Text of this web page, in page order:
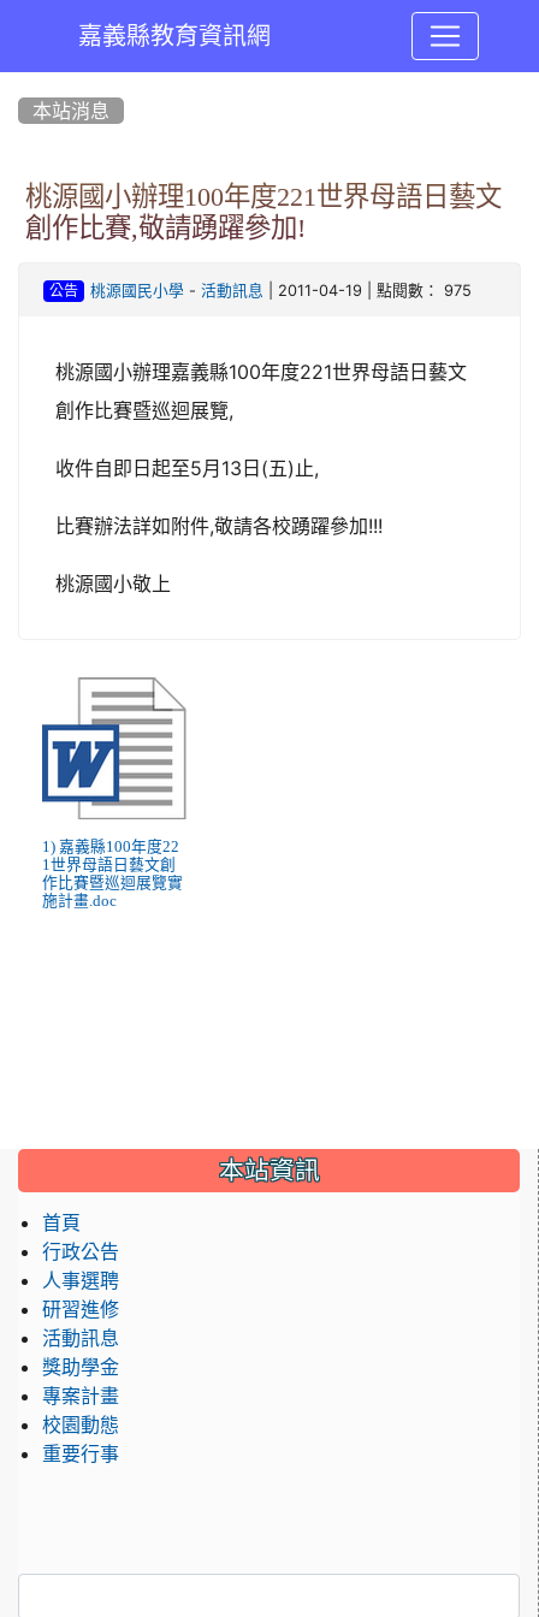
嘉義縣教育資訊網
本站消息
桃源國小辦理100年度221世界母語日藝文
創作比賽,敬請踴躍參加!
公告 桃源國民小學- 活動訊息 | 2011-04-19 | 點閱數： 975
桃源國小辦理嘉義縣100年度221世界母語日藝文
創作比賽暨巡迴展覽,
收件自即日起至5月13日(五)止,
比賽辦法詳如附件,敬請各校踴躍參加!!!
桃源國小敬上
1) 嘉義縣100年度22
1世界母語日藝文創
作比賽暨巡迴展覽實
施計畫.doc
::: 本站資訊
首頁
行政公告
人事選聘
研習進修
活動訊息
獎助學金
專案計畫
校園動態
重要行事